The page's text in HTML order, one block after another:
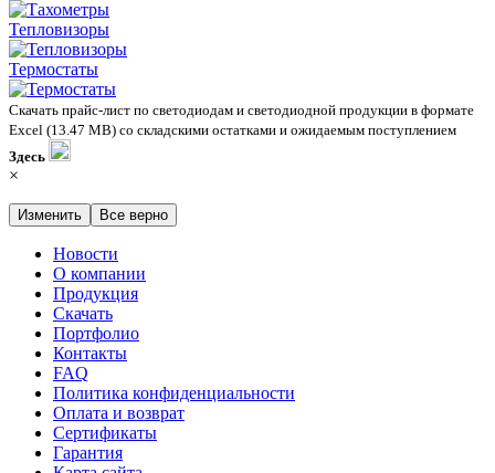
Тепловизоры
Термостаты
Скачать прайс-лист по светодиодам и светодиодной продукции в формате
Excel (13.47 MB) со складскими остатками и ожидаемым поступлением
Здесь
×
Изменить Все верно
Новости
О компании
Продукция
Скачать
Портфолио
Контакты
FAQ
Политика конфиденциальности
Оплата и возврат
Сертификаты
Гарантия